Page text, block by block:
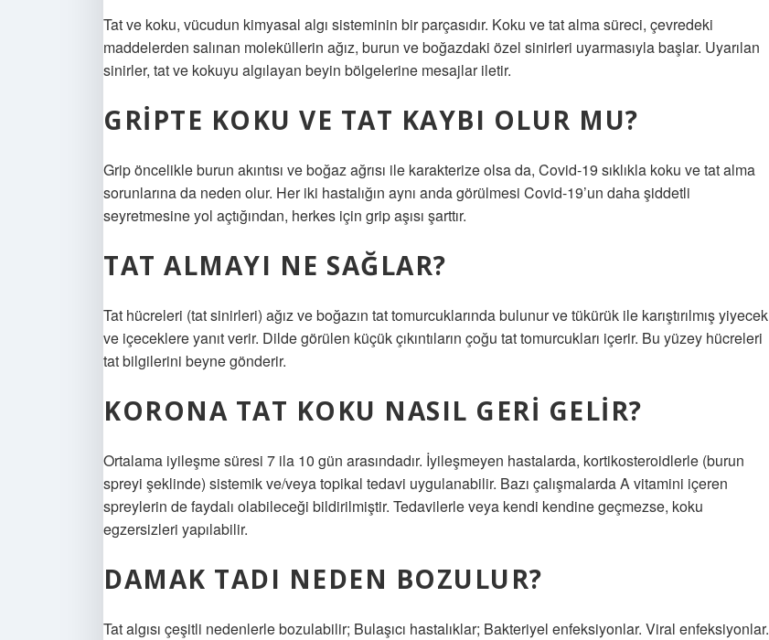
Tat ve koku, vücudun kimyasal algı sisteminin bir parçasıdır. Koku ve tat alma süreci, çevredeki
maddelerden salınan moleküllerin ağız, burun ve boğazdaki özel sinirleri uyarmasıyla başlar. Uyarılan
sinirler, tat ve kokuyu algılayan beyin bölgelerine mesajlar iletir.
GRIPTE KOKU VE TAT KAYBI OLUR MU?
Grip öncelikle burun akıntısı ve boğaz ağrısı ile karakterize olsa da, Covid-19 sıklıkla koku ve tat alma
sorunlarına da neden olur. Her iki hastalığın aynı anda görülmesi Covid-19’un daha şiddetli
seyretmesine yol açtığından, herkes için grip aşısı şarttır.
TAT ALMAYI NE SAĞLAR?
Tat hücreleri (tat sinirleri) ağız ve boğazın tat tomurcuklarında bulunur ve tükürük ile karıştırılmış yiyecek
ve içeceklere yanıt verir. Dilde görülen küçük çıkıntıların çoğu tat tomurcukları içerir. Bu yüzey hücreleri
tat bilgilerini beyne gönderir.
KORONA TAT KOKU NASIL GERI GELIR?
Ortalama iyileşme süresi 7 ila 10 gün arasındadır. İyileşmeyen hastalarda, kortikosteroidlerle (burun
spreyi şeklinde) sistemik ve/veya topikal tedavi uygulanabilir. Bazı çalışmalarda A vitamini içeren
spreylerin de faydalı olabileceği bildirilmiştir. Tedavilerle veya kendi kendine geçmezse, koku
egzersizleri yapılabilir.
DAMAK TADI NEDEN BOZULUR?
Tat algısı çeşitli nedenlerle bozulabilir; Bulaşıcı hastalıklar; Bakteriyel enfeksiyonlar. Viral enfeksiyonlar.